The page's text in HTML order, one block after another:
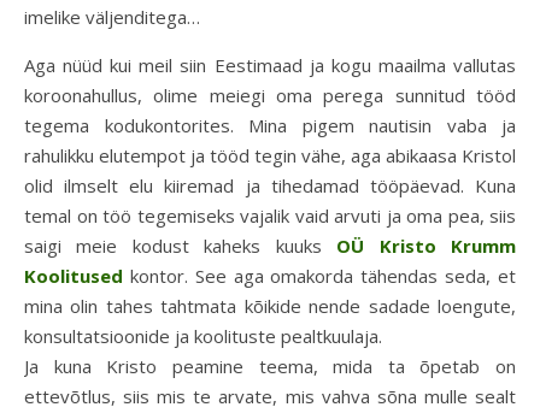
imelike väljenditega…
Aga nüüd kui meil siin Eestimaad ja kogu maailma vallutas
koroonahullus, olime meiegi oma perega sunnitud tööd
tegema kodukontorites. Mina pigem nautisin vaba ja
rahulikku elutempot ja tööd tegin vähe, aga abikaasa Kristol
olid ilmselt elu kiiremad ja tihedamad tööpäevad. Kuna
temal on töö tegemiseks vajalik vaid arvuti ja oma pea, siis
saigi meie kodust kaheks kuuks OÜ Kristo Krumm
Koolitused kontor. See aga omakorda tähendas seda, et
mina olin tahes tahtmata kõikide nende sadade loengute,
konsultatsioonide ja koolituste pealtkuulaja.
Ja kuna Kristo peamine teema, mida ta õpetab on
ettevõtlus, siis mis te arvate, mis vahva sõna mulle sealt